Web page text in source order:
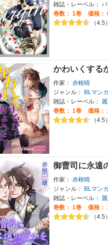
雑誌・レーベル：
巻数： 1巻
価格：
（
かわいくする
作家： 赤根晴
ジャンル：
BLマン
雑誌・レーベル：
巻数： 1巻
価格：
（
御曹司に永遠
作家： 赤根晴
ジャンル：
BLマン
雑誌・レーベル：
巻数： 1巻
価格：
（